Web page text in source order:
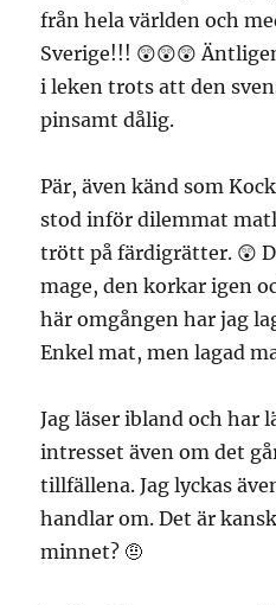
från hela världen och
Sverige!!! 😲😲😲
i leken trots att den
pinsamt dålig.
Pär, även känd som
stod inför dilemmat
trött på färdigrätter. 😲
mage, den korkar igen
här omgången har jag
Enkel mat, men lagad
Jag läser ibland och har
intresset även om det
tillfällena. Jag lyckas
handlar om. Det är
minnet? 🤨